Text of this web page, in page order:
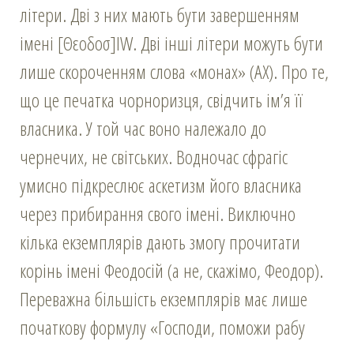
літери. Дві з них мають бути завершенням
імені [Θεοδοσ]ΙW. Дві інші літери можуть бути
лише скороченням слова «монах» (AΧ). Про те,
що це печатка чорноризця, свідчить ім’я її
власника. У той час воно належало до
чернечих, не світських. Водночас сфрагіс
умисно підкреслює аскетизм його власника
через прибирання свого імені. Виключно
кілька екземплярів дають змогу прочитати
корінь імені Феодосій (а не, скажімо, Феодор).
Переважна більшість екземплярів має лише
початкову формулу «Господи, поможи рабу